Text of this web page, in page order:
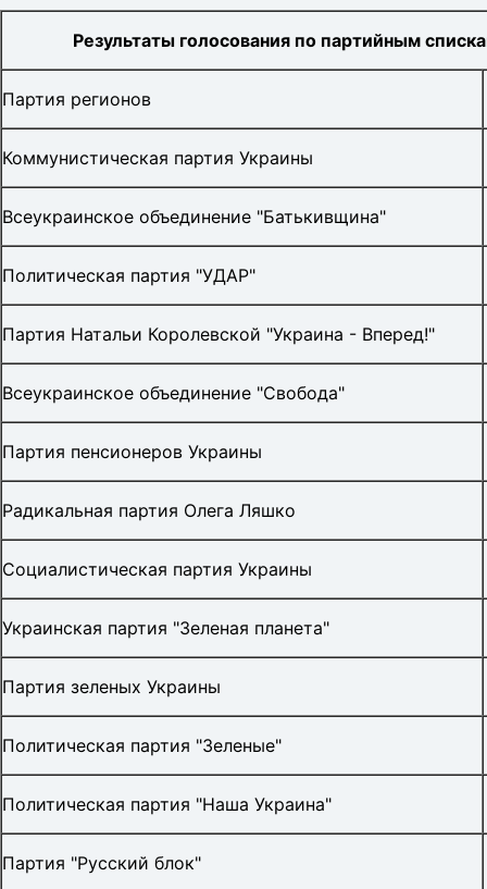
Результаты голосования по партийным
Партия регионов
Коммунистическая партия Украины
Всеукраинское объединение "Батькивщина"
Политическая партия "УДАР"
Партия Натальи Королевской "Украина - Вперед!"
Всеукраинское объединение "Свобода"
Партия пенсионеров Украины
Радикальная партия Олега Ляшко
Социалистическая партия Украины
Украинская партия "Зеленая планета"
Партия зеленых Украины
Политическая партия "Зеленые"
Политическая партия "Наша Украина"
Партия "Русский блок"